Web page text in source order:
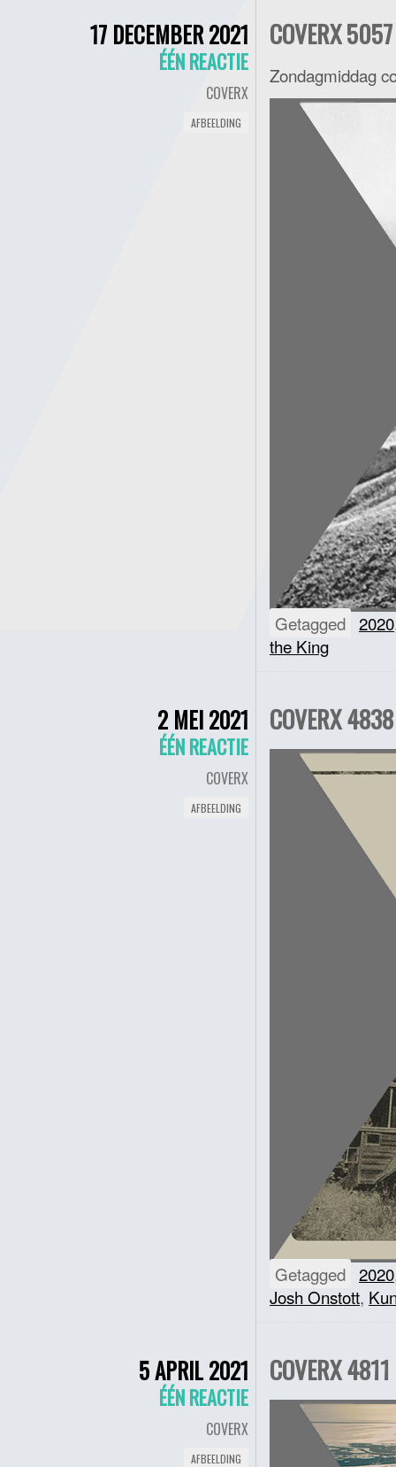
17 DECEMBER 2021
ÉÉN REACTIE
COVERX
AFBEELDING
COVERX
Zondagmiddag
Getagged 2020
the King
2 MEI 2021
ÉÉN REACTIE
COVERX
AFBEELDING
COVERX
Getagged 2020
Josh Onstott,
5 APRIL 2021
ÉÉN REACTIE
COVERX
AFBEELDING
COVERX